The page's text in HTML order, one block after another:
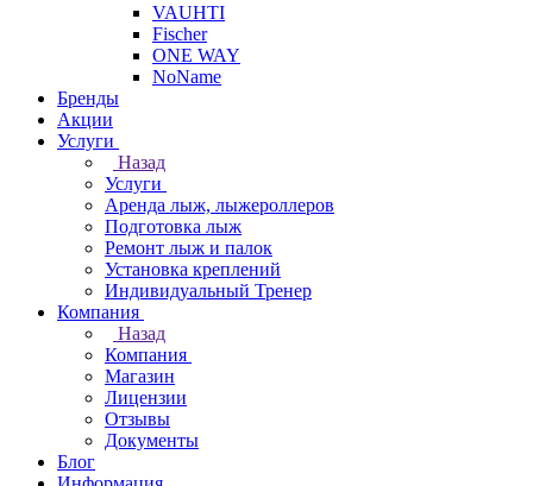
VAUHTI
Fischer
ONE WAY
NoName
Бренды
Акции
Услуги
Назад
Услуги
Аренда лыж, лыжероллеров
Подготовка лыж
Ремонт лыж и палок
Установка креплений
Индивидуальный Тренер
Компания
Назад
Компания
Магазин
Лицензии
Отзывы
Документы
Блог